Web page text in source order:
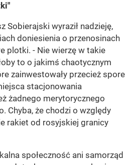
Sobierajski wyraził nadzieję,
doniesienia o przenosinach
plotki. - Nie wierzę w takie
to o jakimś chaotycznym
zainwestowały przecież spore
stacjonowania
żadnego merytorycznego
Chyba, że chodzi o względy
rakiet od rosyjskiej granicy
społeczność ani samorząd